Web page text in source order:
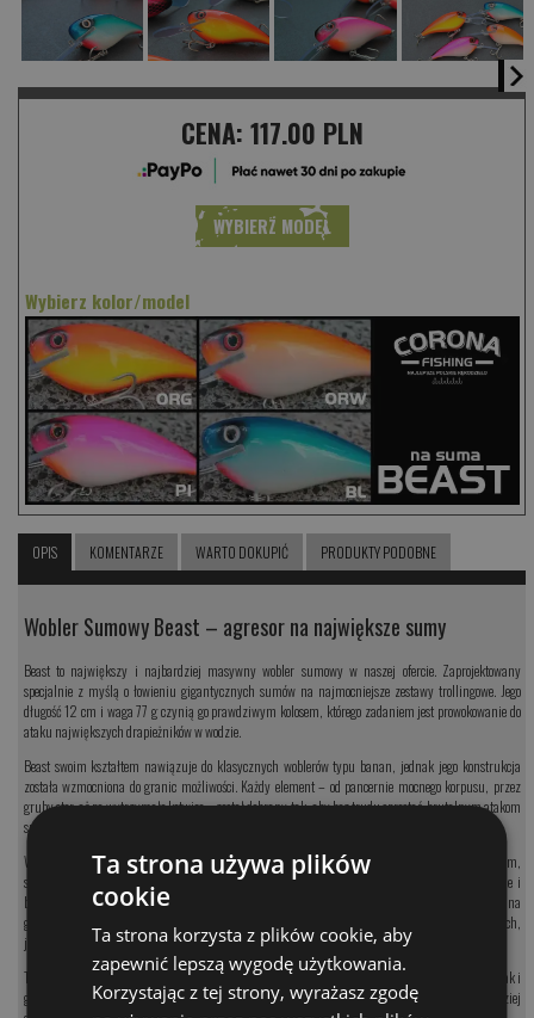
CENA: 117.00 PLN
WYBIERZ MODEL
Wybierz kolor/model
OPIS KOMENTARZE WARTO DOKUPIĆ PRODUKTY PODOBNE
Wobler Sumowy Beast – agresor na największe sumy
Beast to największy i najbardziej masywny wobler sumowy w naszej ofercie. Zaprojektowany
specjalnie z myślą o łowieniu gigantycznych sumów na najmocniejsze zestawy trollingowe. Jego
długość 12 cm i waga 77 g czynią go prawdziwym kolosem, którego zadaniem jest prowokowanie do
ataku największych drapieżników w wodzie.
Beast swoim kształtem nawiązuje do klasycznych woblerów typu banan, jednak jego konstrukcja
została wzmocniona do granic możliwości. Każdy element – od pancernie mocnego korpusu, przez
gruby ster, aż po wytrzymałe kotwice – został dobrany tak, aby bez trudu sprostać brutalnym atakom
sumów przekraczających 250 cm długości.
Wobler pracuje niezwykle agresywnie – generuje silne, intensywne drgania połączone z wyraźnym,
szerokim migotaniem. Jego akcja jest wręcz wściekła, co prowokuje nawet najbardziej ostrożne i
bierne sumy do gwałtownego ataku. Dzięki dużej powierzchni steru Beast błyskawicznie schodzi na
głębokość, utrzymując swoją dynamiczną, bezkompromisową pracę zarówno w spokojnych wodach,
jak i w bardzo silnym nurcie podczas szybkiego trollingu.
To przynęta stworzona do łowienia w ekstremalnych warunkach – zarówno na wielkich rzekach, jak i
głębokich zbiornikach zaporowych. Beast skutecznie prowokuje największe i najbardziej
Ta strona używa plików
cookie
Ta strona korzysta z plików cookie, aby
zapewnić lepszą wygodę użytkowania.
Korzystając z tej strony, wyrażasz zgodę